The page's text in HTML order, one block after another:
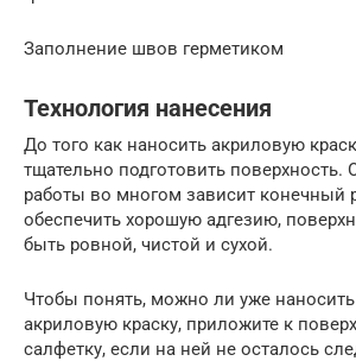
Заполнение швов герметиком
Технология нанесения
До того как наносить акриловую
тщательно подготовить поверхность.
работы во многом зависит конечный
обеспечить хорошую адгезию,
быть ровной, чистой и сухой.
Чтобы понять, можно ли уже
акриловую краску, приложите к
салфетку, если на ней не осталось